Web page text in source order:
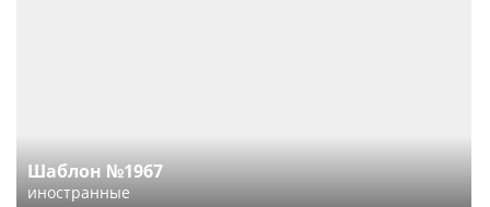
Шаблон №1967
иностранные